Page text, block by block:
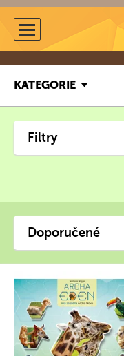
KATEGORIE
Filtry
Doporučené